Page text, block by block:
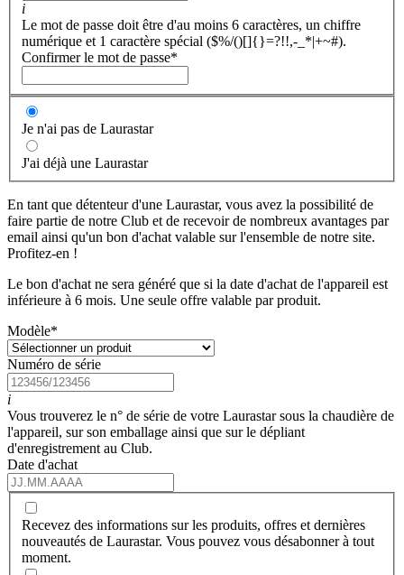
i
Le mot de passe doit être d'au moins 6 caractères, un chiffre
numérique et 1 caractère spécial ($%/()[]{}=?!!,-_*|+~#).
Confirmer le mot de passe*
Je n'ai pas de Laurastar
J'ai déjà une Laurastar
En tant que détenteur d'une Laurastar, vous avez la possibilité de
faire partie de notre Club et de recevoir de nombreux avantages par
email ainsi qu'un bon d'achat valable sur l'ensemble de notre site.
Profitez-en !
Le bon d'achat ne sera généré que si la date d'achat de l'appareil est
inférieure à 6 mois. Une seule offre valable par produit.
Modèle*
Numéro de série
i
Vous trouverez le n° de série de votre Laurastar sous la chaudière de
l'appareil, sur son emballage ainsi que sur le dépliant
d'enregistrement au Club.
Date d'achat
Recevez des informations sur les produits, offres et dernières
nouveautés de Laurastar. Vous pouvez vous désabonner à tout
moment.